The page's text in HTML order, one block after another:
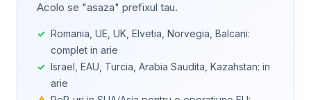
Acolo se "asaza" prefixul tau.
✓ Romania, UE, UK, Elvetia, Norvegia, Balcani:
complet in arie
✓ Israel, EAU, Turcia, Arabia Saudita, Kazahstan: in
arie